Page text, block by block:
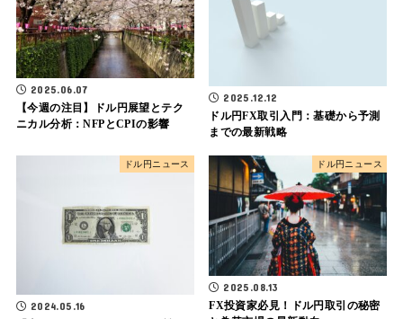
2025.06.07
【今週の注目】ドル円展望とテク
ニカル分析：NFPとCPIの影響
2025.12.12
ドル円FX取引入門：基礎から予測
までの最新戦略
ドル円ニュース
2024.05.16
ドル円ニュース
2025.08.13
FX投資家必見！ドル円取引の秘密